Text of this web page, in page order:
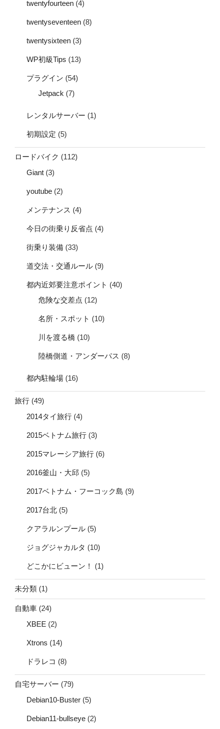
twentyfourteen (4)
twentyseventeen (8)
twentysixteen (3)
WP初級Tips (13)
プラグイン (54)
Jetpack (7)
レンタルサーバー (1)
初期設定 (5)
ロードバイク (112)
Giant (3)
youtube (2)
メンテナンス (4)
今日の街乗り反省点 (4)
街乗り装備 (33)
道交法・交通ルール (9)
都内近郊要注意ポイント (40)
危険な交差点 (12)
名所・スポット (10)
川を渡る橋 (10)
陸橋側道・アンダーパス (8)
都内駐輪場 (16)
旅行 (49)
2014タイ旅行 (4)
2015ベトナム旅行 (3)
2015マレーシア旅行 (6)
2016釜山・大邱 (5)
2017ベトナム・フーコック島 (9)
2017台北 (5)
クアラルンプール (5)
ジョグジャカルタ (10)
どこかにビューン！ (1)
未分類 (1)
自動車 (24)
XBEE (2)
Xtrons (14)
ドラレコ (8)
自宅サーバー (79)
Debian10-Buster (5)
Debian11-bullseye (2)